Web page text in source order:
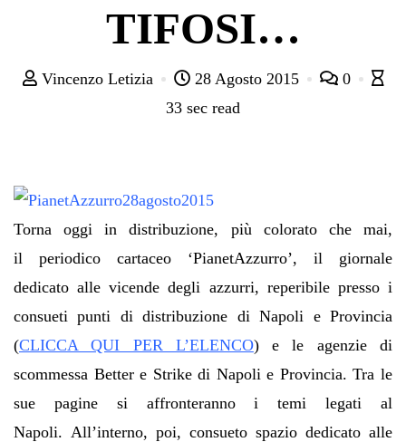
TIFOSI…
Vincenzo Letizia 28 Agosto 2015
0
33 sec read
Torna oggi in distribuzione, più colorato che mai,
il periodico cartaceo ‘PianetAzzurro’, il giornale
dedicato alle vicende degli azzurri, reperibile presso i
consueti punti di distribuzione di Napoli e Provincia
(CLICCA QUI PER L’ELENCO) e le agenzie di
scommessa Better e Strike di Napoli e Provincia. Tra le
sue pagine si affronteranno i temi legati al
Napoli. All’interno, poi, consueto spazio dedicato alle